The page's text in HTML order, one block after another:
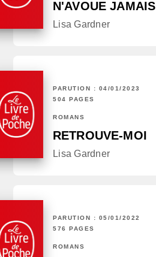
N'AVOUE JAMAIS
Lisa Gardner
PARUTION : 04/01/2023
504 PAGES
ROMANS
RETROUVE-MOI
Lisa Gardner
PARUTION : 05/01/2022
576 PAGES
ROMANS